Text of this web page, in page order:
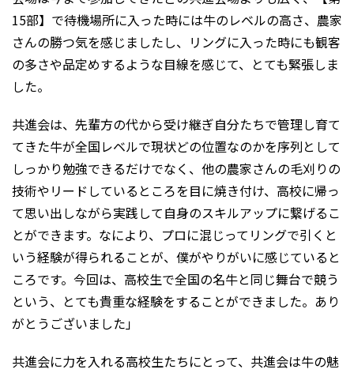
15部】で待機場所に入った時には牛のレベルの高さ、農家
さんの勝つ気を感じましたし、リングに入った時にも観客
の多さや品定めするような目線を感じて、とても緊張しま
した。
共進会は、先輩方の代から受け継ぎ自分たちで管理し育て
てきた牛が全国レベルで現状どの位置なのかを序列として
しっかり勉強できるだけでなく、他の農家さんの毛刈りの
技術やリードしているところを目に焼き付け、高校に帰っ
て思い出しながら実践して自身のスキルアップに繋げるこ
とができます。なにより、プロに混じってリングで引くと
いう経験が得られることが、僕がやりがいに感じていると
ころです。今回は、高校生で全国の名牛と同じ舞台で競う
という、とても貴重な経験をすることができました。あり
がとうございました」
共進会に力を入れる高校生たちにとって、共進会は牛の魅